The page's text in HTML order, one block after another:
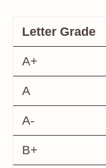
Letter Grade
A+
A
A-
B+